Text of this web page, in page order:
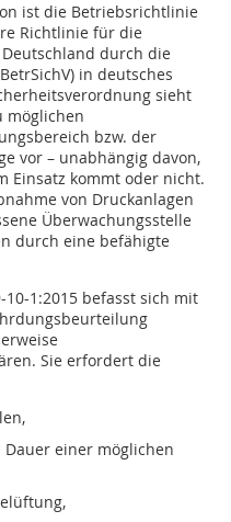
ist die Betriebsrichtlinie
Richtlinie für die
Deutschland durch die
in deutsches
sieht
möglichen
bzw. der
vor – unabhängig davon,
Einsatz kommt oder nicht.
von Druckanlagen
Überwachungsstelle
durch eine befähigte
10-1:2015 befasst sich mit
Sie erfordert die
einer möglichen